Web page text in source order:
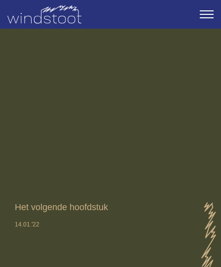
Het volgende hoofdstuk
14.01.'22